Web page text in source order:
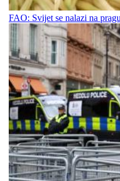
FAO: Svijet se nalazi na